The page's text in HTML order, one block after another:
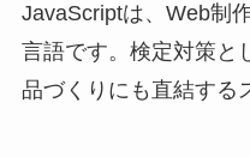
JavaScriptは、Web制
言語です。検定対策と
品づくりにも直結する